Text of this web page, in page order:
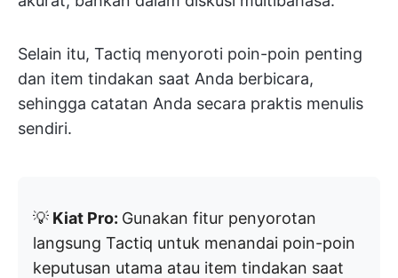
Selain itu, Tactiq menyoroti poin-poin penting
dan item tindakan saat Anda berbicara,
sehingga catatan Anda secara praktis menulis
sendiri.
💡 Kiat Pro: Gunakan fitur penyorotan
langsung Tactiq untuk menandai poin-poin
keputusan utama atau item tindakan saat